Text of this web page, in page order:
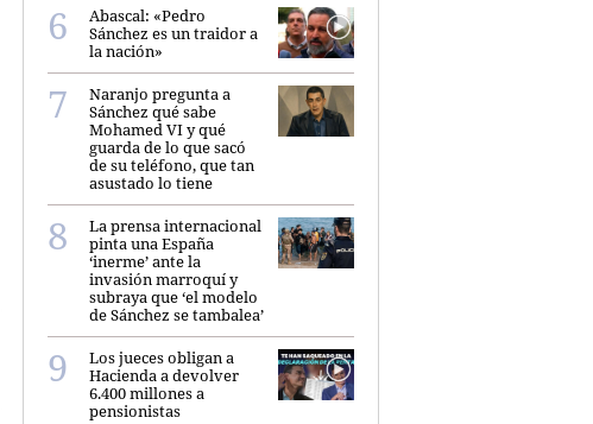
Abascal: «Pedro
Sánchez es un traidor a
la nación»
Naranjo pregunta a
Sánchez qué sabe
Mohamed VI y qué
guarda de lo que sacó
de su teléfono, que tan
asustado lo tiene
La prensa internacional
pinta una España
‘inerme’ ante la
invasión marroquí y
subraya que ‘el modelo
de Sánchez se tambalea’
Los jueces obligan a
Hacienda a devolver
6.400 millones a
pensionistas